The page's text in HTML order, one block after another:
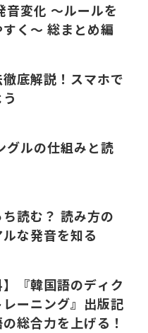
音変化 〜ルールを
く〜 総まとめ編
底解説！スマホで
グルの仕組みと読
読む？ 読み方の
な発音を知る
】『韓国語のディク
ーニング』出版記
総合力を上げる！